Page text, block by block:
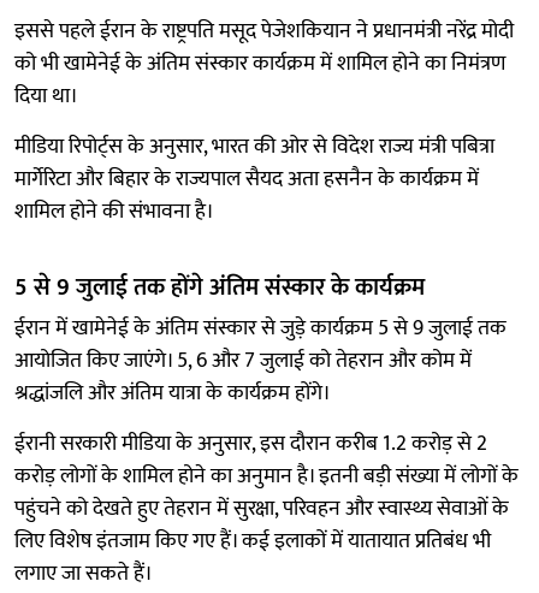
इससे पहले ईरान के राष्ट्रपति मसूद पेजेशकियान ने प्रधानमंत्री नरेंद्र मोदी
को भी खामेनेई के अंतिम संस्कार कार्यक्रम में शामिल होने का निमंत्रण
दिया था।
मीडिया रिपोर्ट्स के अनुसार, भारत की ओर से विदेश राज्य मंत्री पबित्रा
मार्गेरिटा और बिहार के राज्यपाल सैयद अता हसनैन के कार्यक्रम में
शामिल होने की संभावना है।
5 से 9 जुलाई तक होंगे अंतिम संस्कार के कार्यक्रम
ईरान में खामेनेई के अंतिम संस्कार से जुड़े कार्यक्रम 5 से 9 जुलाई तक
आयोजित किए जाएंगे। 5, 6 और 7 जुलाई को तेहरान और कोम में
श्रद्धांजलि और अंतिम यात्रा के कार्यक्रम होंगे।
ईरानी सरकारी मीडिया के अनुसार, इस दौरान करीब 1.2 करोड़ से 2
करोड़ लोगों के शामिल होने का अनुमान है। इतनी बड़ी संख्या में लोगों के
पहुंचने को देखते हुए तेहरान में सुरक्षा, परिवहन और स्वास्थ्य सेवाओं के
लिए विशेष इंतजाम किए गए हैं। कई इलाकों में यातायात प्रतिबंध भी
लगाए जा सकते हैं।